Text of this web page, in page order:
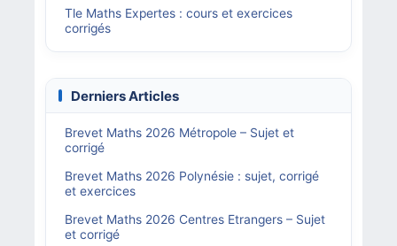
Tle Maths Expertes : cours et exercices
corrigés
Derniers Articles
Brevet Maths 2026 Métropole – Sujet et
corrigé
Brevet Maths 2026 Polynésie : sujet, corrigé
et exercices
Brevet Maths 2026 Centres Etrangers – Sujet
et corrigé